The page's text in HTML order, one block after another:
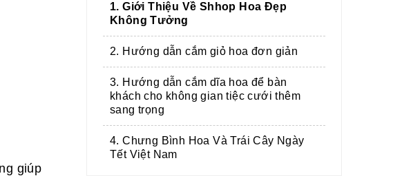
giúp
1. Giới Thiệu Về Shhop Hoa Đẹp
Không Tưởng
2. Hướng dẫn cắm giỏ hoa đơn giản
3. Hướng dẫn cắm dĩa hoa để bàn
khách cho không gian tiệc cưới thêm
sang trọng
4. Chưng Bình Hoa Và Trái Cây Ngày
Tết Việt Nam